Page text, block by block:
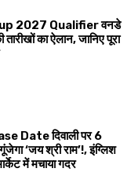
2027 Qualifier वनडे
तारीखों का ऐलान, जानिए पूरा
Date दिवाली पर 6
‘जय श्री राम’!, इंग्लिश
में मचाया गदर